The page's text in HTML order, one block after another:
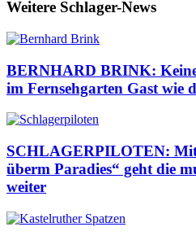
Weitere Schlager-News
BERNHARD BRINK:
im Fernsehgarten Gast wie
SCHLAGERPILOTEN:
überm Paradies“ geht die
weiter